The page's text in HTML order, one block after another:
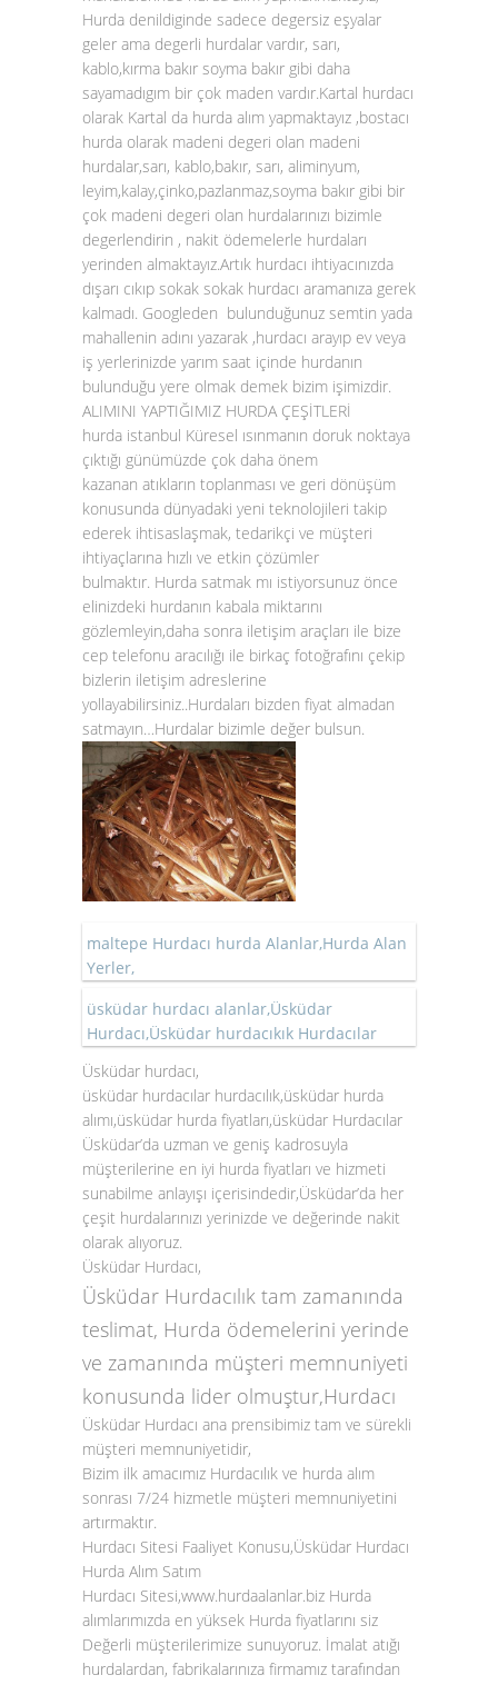
Hurda denildiginde sadece degersiz eşyalar
geler ama degerli hurdalar vardır, sarı,
kablo,kırma bakır soyma bakır gibi daha
sayamadıgım bir çok maden vardır.Kartal hurdacı
olarak Kartal da hurda alım yapmaktayız ,bostacı
hurda olarak madeni degeri olan madeni
hurdalar,sarı, kablo,bakır, sarı, aliminyum,
leyim,kalay,çinko,pazlanmaz,soyma bakır gibi bir
çok madeni degeri olan hurdalarınızı bizimle
degerlendirin , nakit ödemelerle hurdaları
yerinden almaktayız.Artık hurdacı ihtiyacınızda
dışarı cıkıp sokak sokak hurdacı aramanıza gerek
kalmadı. Googleden bulunduğunuz semtin yada
mahallenin adını yazarak ,hurdacı arayıp ev veya
iş yerlerinizde yarım saat içinde hurdanın
bulunduğu yere olmak demek bizim işimizdir.
ALIMINI YAPTIĞIMIZ HURDA ÇEŞİTLERİ
hurda istanbul Küresel ısınmanın doruk noktaya
çıktığı günümüzde çok daha önem
kazanan atıkların toplanması ve geri dönüşüm
konusunda dünyadaki yeni teknolojileri takip
ederek ihtisaslaşmak, tedarikçi ve müşteri
ihtiyaçlarına hızlı ve etkin çözümler
bulmaktır. Hurda satmak mı istiyorsunuz önce
elinizdeki hurdanın kabala miktarını
gözlemleyin,daha sonra iletişim araçları ile bize
cep telefonu aracılığı ile birkaç fotoğrafını çekip
bizlerin iletişim adreslerine
yollayabilirsiniz..Hurdaları bizden fiyat almadan
satmayın…Hurdalar bizimle değer bulsun.
maltepe Hurdacı hurda Alanlar,Hurda Alan
Yerler,
üsküdar hurdacı alanlar,Üsküdar
Hurdacı,Üsküdar hurdacıkık Hurdacılar
Üsküdar hurdacı,
üsküdar hurdacılar hurdacılık,üsküdar hurda
alımı,üsküdar hurda fiyatları,üsküdar Hurdacılar
Üsküdar’da uzman ve geniş kadrosuyla
müşterilerine en iyi hurda fiyatları ve hizmeti
sunabilme anlayışı içerisindedir,Üsküdar’da her
çeşit hurdalarınızı yerinizde ve değerinde nakit
olarak alıyoruz.
Üsküdar Hurdacı,
Üsküdar Hurdacılık tam zamanında
teslimat, Hurda ödemelerini yerinde
ve zamanında müşteri memnuniyeti
konusunda lider olmuştur,Hurdacı
Üsküdar Hurdacı ana prensibimiz tam ve sürekli
müşteri memnuniyetidir,
Bizim ilk amacımız Hurdacılık ve hurda alım
sonrası 7/24 hizmetle müşteri memnuniyetini
artırmaktır.
Hurdacı Sitesi Faaliyet Konusu,Üsküdar Hurdacı
Hurda Alım Satım
Hurdacı Sitesi,www.hurdaalanlar.biz Hurda
alımlarımızda en yüksek Hurda fiyatlarını siz
Değerli müşterilerimize sunuyoruz. İmalat atığı
hurdalardan, fabrikalarınıza firmamız tarafından